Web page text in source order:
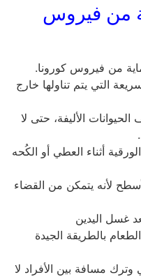
من فيروس
من فيروس كورونا.
التي يتم تناولها خارج
الأليفة، حتى لا
أثناء العطي أو الكُحه
لأنه يتمكن من القضاء
غسل اليدين
بالطريقة الجيدة
مسافة بين الأفراد لا